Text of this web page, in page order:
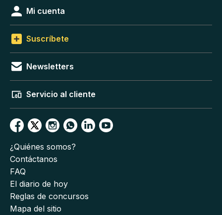
Mi cuenta
Suscríbete
Newsletters
Servicio al cliente
¿Quiénes somos?
Contáctanos
FAQ
El diario de hoy
Reglas de concursos
Mapa del sitio